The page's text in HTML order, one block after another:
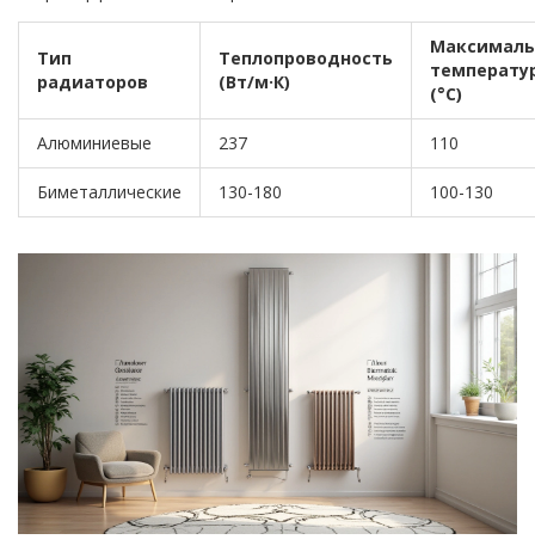
Тип
радиаторов
Теплопроводность
(Вт/м·К)
(°C)
Алюминиевые 237 110
Биметаллические 130-180 100-130